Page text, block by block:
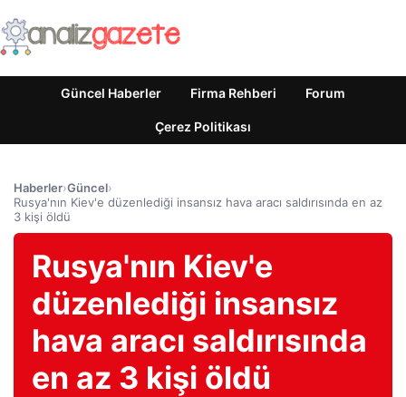
Güncel Haberler Firma Rehberi Forum
Çerez Politikası
Haberler›Güncel›
Rusya'nın Kiev'e düzenlediği insansız hava aracı saldırısında en az
3 kişi öldü
Rusya'nın Kiev'e
düzenlediği insansız
hava aracı saldırısında
en az 3 kişi öldü